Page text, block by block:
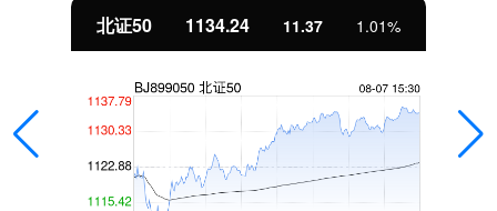
北证50 1134.24 11.37 1.01%